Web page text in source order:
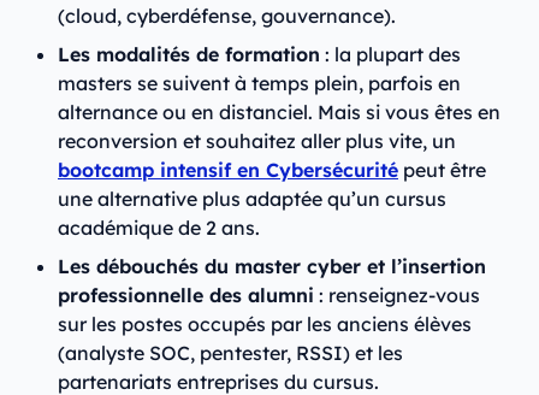
(cloud, cyberdéfense, gouvernance).
Les modalités de formation : la plupart des
masters se suivent à temps plein, parfois en
alternance ou en distanciel. Mais si vous êtes en
reconversion et souhaitez aller plus vite, un
bootcamp intensif en Cybersécurité peut être
une alternative plus adaptée qu’un cursus
académique de 2 ans.
Les débouchés du master cyber et l’insertion
professionnelle des alumni : renseignez-vous
sur les postes occupés par les anciens élèves
(analyste SOC, pentester, RSSI) et les
partenariats entreprises du cursus.